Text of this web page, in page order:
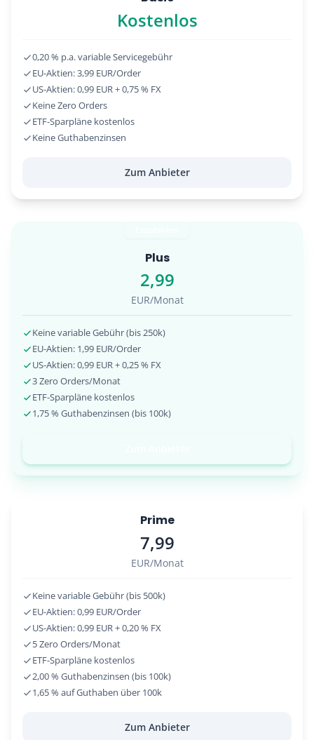
Kostenlos
0,20 % p.a. variable Servicegebühr
EU-Aktien: 3,99 EUR/Order
US-Aktien: 0,99 EUR + 0,75 % FX
Keine Zero Orders
ETF-Sparpläne kostenlos
Keine Guthabenzinsen
Zum Anbieter
Plus
2,99
EUR/Monat
Keine variable Gebühr (bis 250k)
EU-Aktien: 1,99 EUR/Order
US-Aktien: 0,99 EUR + 0,25 % FX
3 Zero Orders/Monat
ETF-Sparpläne kostenlos
1,75 % Guthabenzinsen (bis 100k)
Prime
7,99
EUR/Monat
Keine variable Gebühr (bis 500k)
EU-Aktien: 0,99 EUR/Order
US-Aktien: 0,99 EUR + 0,20 % FX
5 Zero Orders/Monat
ETF-Sparpläne kostenlos
2,00 % Guthabenzinsen (bis 100k)
1,65 % auf Guthaben über 100k
Zum Anbieter